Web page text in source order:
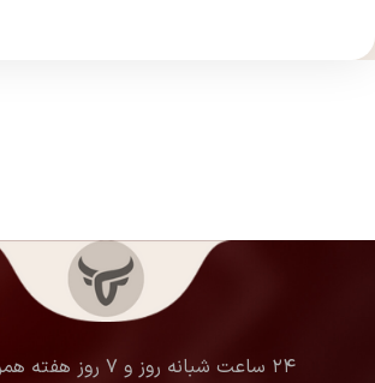
۲۴ ساعت شبانه روز و ۷ روز هفته همراه شماییم